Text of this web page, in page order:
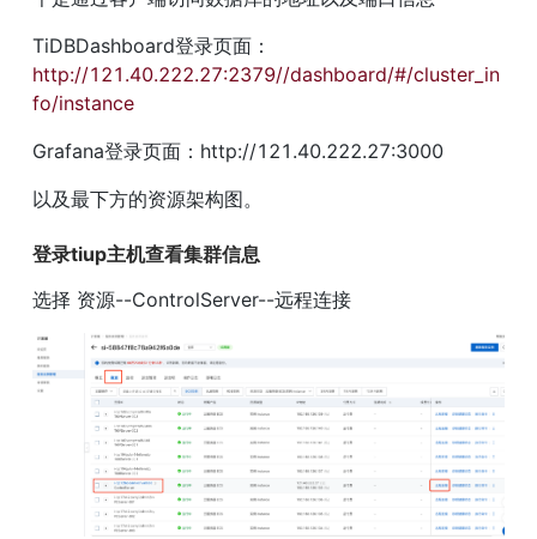
TiDBDashboard登录页面：
http://121.40.222.27:2379//dashboard/#/cluster_in
fo/instance
Grafana登录页面：http://121.40.222.27:3000
以及最下方的资源架构图。
登录tiup主机查看集群信息
选择 资源--ControlServer--远程连接